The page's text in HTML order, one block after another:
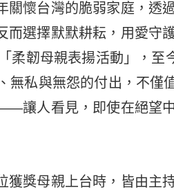
關懷台灣的脆弱家庭，透
而選擇默默耕耘，用愛守
柔韌母親表揚活動」，至
無私與無怨的付出，不僅
讓人看見，即使在絕望
獲獎母親上台時，皆由主